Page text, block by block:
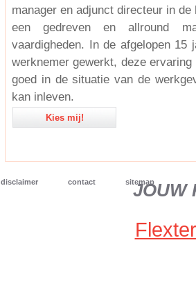
manager en adjunct directeur in
een gedreven en allround
vaardigheden. In de afgelopen
werknemer gewerkt, deze
goed in de situatie van de
kan inleven.
Kies mij!
disclaimer contact sitemap
JOUW